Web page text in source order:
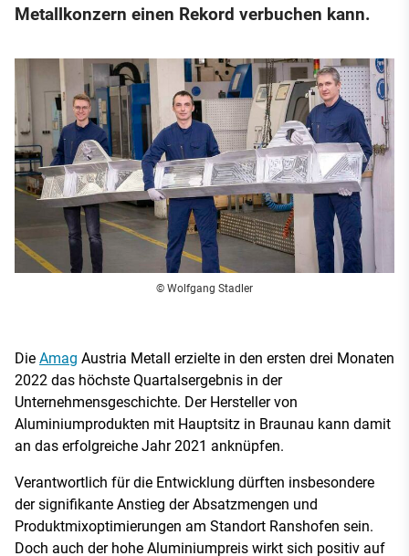
Metallkonzern einen Rekord verbuchen kann.
© Wolfgang Stadler
Die Amag Austria Metall erzielte in den ersten drei Monaten
2022 das höchste Quartalsergebnis in der
Unternehmensgeschichte. Der Hersteller von
Aluminiumprodukten mit Hauptsitz in Braunau kann damit
an das erfolgreiche Jahr 2021 anknüpfen.
Verantwortlich für die Entwicklung dürften insbesondere
der signifikante Anstieg der Absatzmengen und
Produktmixoptimierungen am Standort Ranshofen sein.
Doch auch der hohe Aluminiumpreis wirkt sich positiv auf